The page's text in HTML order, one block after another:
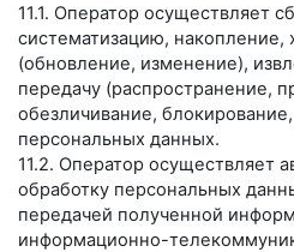
11.1. Оператор осуществляет
систематизацию, накопление,
(обновление, изменение),
передачу (распространение,
обезличивание,
персональных данных.
11.2. Оператор осуществляет
обработку персональных
передачей полученной
информационно-